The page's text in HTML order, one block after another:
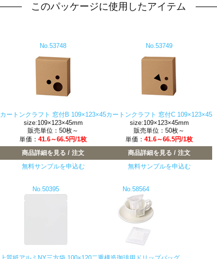
このパッケージに使用したアイテム
No.53748
カートンクラフト 窓付B 109×123×45
size:109×123×45mm
販売単位：50枚～
単価： 41.6～66.5円/1枚
商品詳細を見る / 注文
無料サンプルを申込む
No.53749
カートンクラフト 窓付C 109×123×45
size:109×123×45mm
販売単位：50枚～
単価： 41.6～66.5円/1枚
商品詳細を見る / 注文
無料サンプルを申込む
No.50395 No.58564